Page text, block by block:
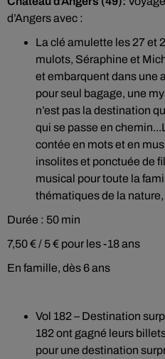
d’Angers avec :
La clé amulette les 27 et
mulots, Séraphine et
et embarquent dans une
pour seul bagage, une
n’est pas la destination
qui se passe en
contée en mots et en
insolites et ponctuée de
musical pour toute la
thématiques de la nature,
Durée : 50 min
7,50 € / 5 € pour les -18 ans
En famille, dès 6 ans
Vol 182 – Destination
182 ont gagné leurs
pour une destination